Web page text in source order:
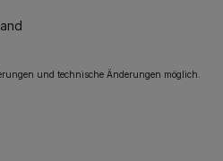
und technische Änderungen möglich.